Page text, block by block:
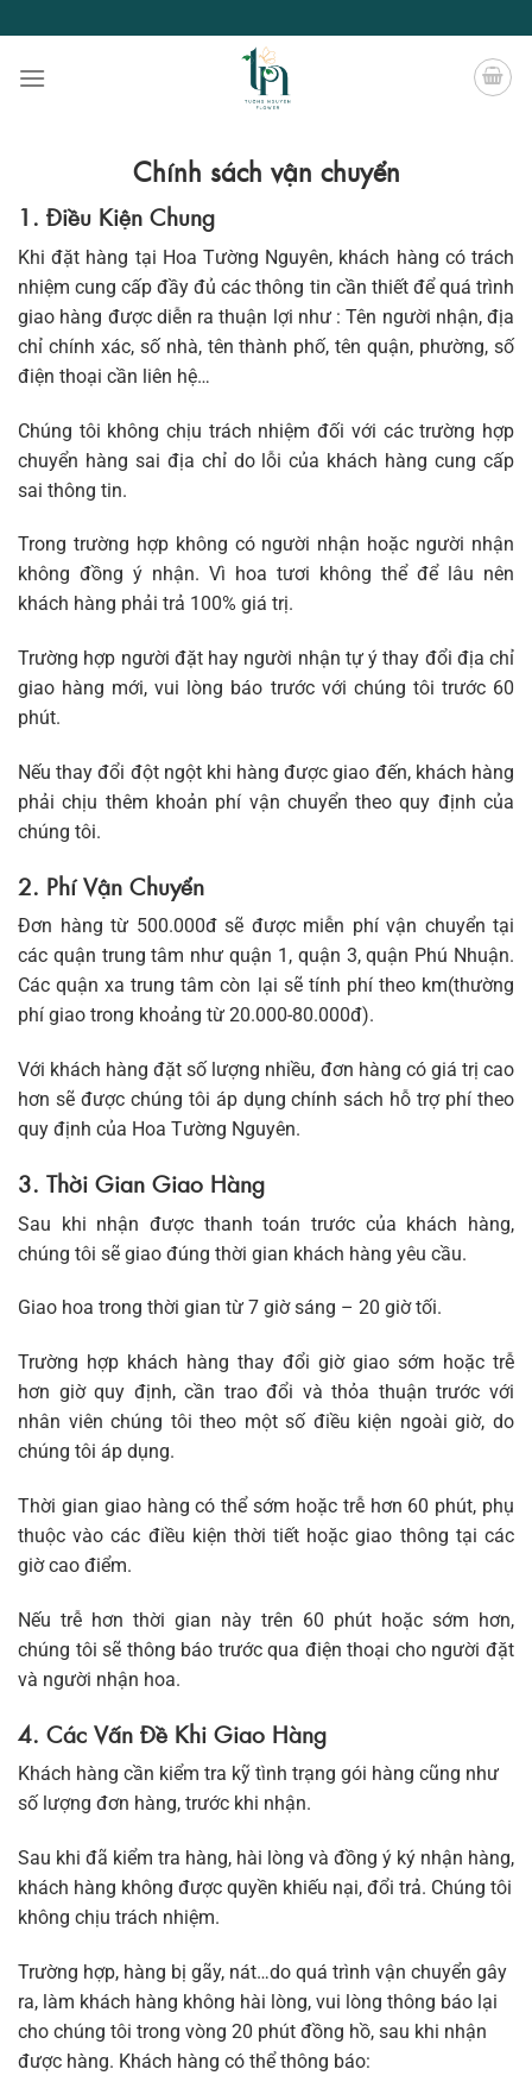
đến
nội
Chính sách vận chuyển
1. Điều Kiện Chung
Khi đặt hàng tại Hoa Tường Nguyên, khách hàng có trách
nhiệm cung cấp đầy đủ các thông tin cần thiết để quá trình
giao hàng được diễn ra thuận lợi như : Tên người nhận, địa
chỉ chính xác, số nhà, tên thành phố, tên quận, phường, số
điện thoại cần liên hệ…
Chúng tôi không chịu trách nhiệm đối với các trường hợp
chuyển hàng sai địa chỉ do lỗi của khách hàng cung cấp
sai thông tin.
Trong trường hợp không có người nhận hoặc người nhận
không đồng ý nhận. Vì hoa tươi không thể để lâu nên
khách hàng phải trả 100% giá trị.
Trường hợp người đặt hay người nhận tự ý thay đổi địa chỉ
giao hàng mới, vui lòng báo trước với chúng tôi trước 60
phút.
Nếu thay đổi đột ngột khi hàng được giao đến, khách hàng
phải chịu thêm khoản phí vận chuyển theo quy định của
chúng tôi.
2. Phí Vận Chuyển
Đơn hàng từ 500.000đ sẽ được miễn phí vận chuyển tại
các quận trung tâm như quận 1, quận 3, quận Phú Nhuận.
Các quận xa trung tâm còn lại sẽ tính phí theo km(thường
phí giao trong khoảng từ 20.000-80.000đ).
Với khách hàng đặt số lượng nhiều, đơn hàng có giá trị cao
hơn sẽ được chúng tôi áp dụng chính sách hỗ trợ phí theo
quy định của Hoa Tường Nguyên.
3. Thời Gian Giao Hàng
Sau khi nhận được thanh toán trước của khách hàng,
chúng tôi sẽ giao đúng thời gian khách hàng yêu cầu.
Giao hoa trong thời gian từ 7 giờ sáng – 20 giờ tối.
Trường hợp khách hàng thay đổi giờ giao sớm hoặc trễ
hơn giờ quy định, cần trao đổi và thỏa thuận trước với
nhân viên chúng tôi theo một số điều kiện ngoài giờ, do
chúng tôi áp dụng.
Thời gian giao hàng có thể sớm hoặc trễ hơn 60 phút, phụ
thuộc vào các điều kiện thời tiết hoặc giao thông tại các
giờ cao điểm.
Nếu trễ hơn thời gian này trên 60 phút hoặc sớm hơn,
chúng tôi sẽ thông báo trước qua điện thoại cho người đặt
và người nhận hoa.
4. Các Vấn Đề Khi Giao Hàng
Khách hàng cần kiểm tra kỹ tình trạng gói hàng cũng như
số lượng đơn hàng, trước khi nhận.
Sau khi đã kiểm tra hàng, hài lòng và đồng ý ký nhận hàng,
khách hàng không được quyền khiếu nại, đổi trả. Chúng tôi
không chịu trách nhiệm.
Trường hợp, hàng bị gãy, nát…do quá trình vận chuyển gây
ra, làm khách hàng không hài lòng, vui lòng thông báo lại
cho chúng tôi trong vòng 20 phút đồng hồ, sau khi nhận
được hàng. Khách hàng có thể thông báo: